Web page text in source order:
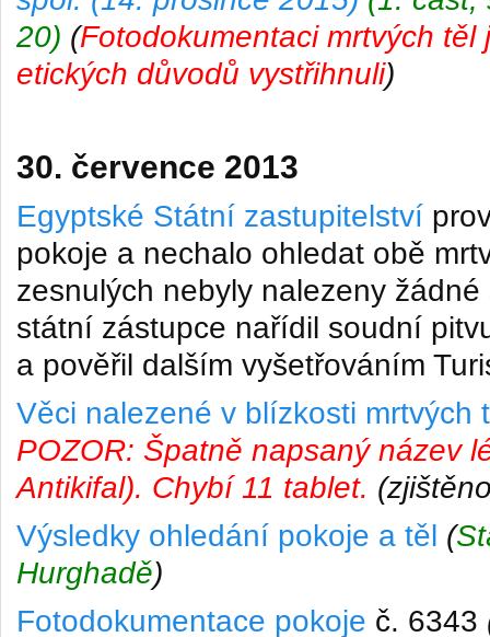
20) (Fotodokumentaci mrtvých těl
etických důvodů vystřihnuli)
30. července 2013
Egyptské Státní zastupitelství
pokoje a nechalo ohledat obě
zesnulých nebyly nalezeny
státní zástupce nařídil soudní
a pověřil dalším vyšetřováním
Věci nalezené v blízkosti mrtvých
POZOR: Špatně napsaný název
Antikifal). Chybí 11 tablet.
Výsledky ohledání pokoje a těl (
Hurghadě)
Fotodokumentace pokoje č. 6343